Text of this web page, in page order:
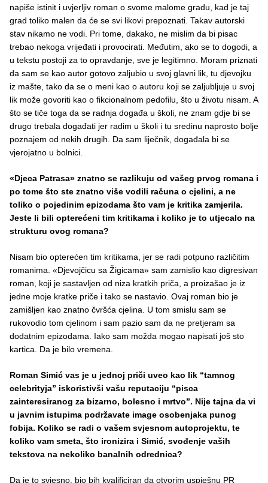
napiše istinit i uvjerljiv roman o svome malome gradu, kad je taj
grad toliko malen da će se svi likovi prepoznati. Takav autorski
stav nikamo ne vodi. Pri tome, dakako, ne mislim da bi pisac
trebao nekoga vrijeđati i provocirati. Međutim, ako se to dogodi, a
u tekstu postoji za to opravdanje, sve je legitimno. Moram priznati
da sam se kao autor gotovo zaljubio u svoj glavni lik, tu djevojku
iz mašte, tako da se o meni kao o autoru koji se zaljubljuje u svoj
lik može govoriti kao o fikcionalnom pedofilu, što u životu nisam. A
što se tiče toga da se radnja događa u školi, ne znam gdje bi se
drugo trebala događati jer radim u školi i tu sredinu naprosto bolje
poznajem od nekih drugih. Da sam liječnik, događala bi se
vjerojatno u bolnici.
«Djeca Patrasa» znatno se razlikuju od vašeg prvog romana i
po tome što ste znatno više vodili računa o cjelini, a ne
toliko o pojedinim epizodama što vam je kritika zamjerila.
Jeste li bili opterećeni tim kritikama i koliko je to utjecalo na
strukturu ovog romana?
Nisam bio opterećen tim kritikama, jer se radi potpuno različitim
romanima. «Djevojčicu sa Žigicama» sam zamislio kao digresivan
roman, koji je sastavljen od niza kratkih priča, a proizašao je iz
jedne moje kratke priče i tako se nastavio. Ovaj roman bio je
zamišljen kao znatno čvršća cjelina. U tom smislu sam se
rukovodio tom cjelinom i sam pazio sam da ne pretjeram sa
dodatnim epizodama. Iako sam možda mogao napisati još sto
kartica. Da je bilo vremena.
Roman Simić vas je u jednoj priči uveo kao lik “tamnog
celebrityja” iskoristivši vašu reputaciju “pisca
zainteresiranog za bizarno, bolesno i mrtvo”. Nije tajna da vi
u javnim istupima podržavate image osobenjaka punog
fobija. Koliko se radi o vašem svjesnom autoprojektu, te
koliko vam smeta, što ironizira i Simić, svođenje vaših
tekstova na nekoliko banalnih odrednica?
Da je to svjesno, bio bih kvalificiran da otvorim uspješnu PR